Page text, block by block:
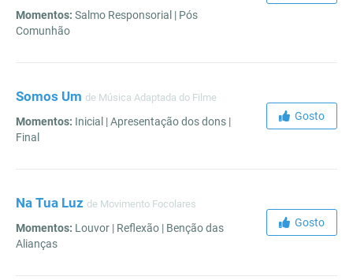
Momentos: Salmo Responsorial | Pós
Comunhão
Somos Um de Música Adaptada do Filme
Momentos: Inicial | Apresentação dos dons |
Final
Gosto
Na Tua Luz de Movimento Focolares
Momentos: Louvor | Reflexão | Benção das
Alianças
Gosto